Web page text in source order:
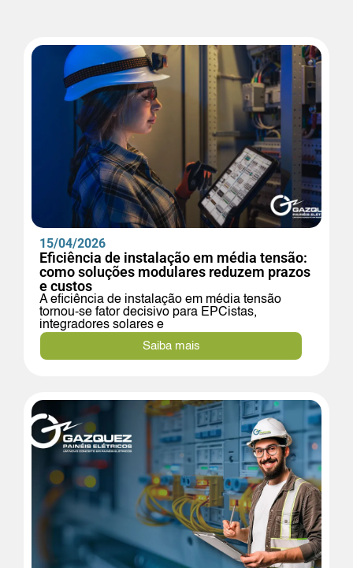
15/04/2026
Eficiência de instalação em média tensão:
como soluções modulares reduzem prazos
e custos
A eficiência de instalação em média tensão
tornou-se fator decisivo para EPCistas,
integradores solares e
Saiba mais